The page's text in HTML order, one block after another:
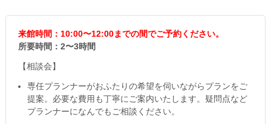
来館時間：10:00〜12:00までの間でご予約ください。
所要時間：2〜3時間
【相談会】
専任プランナーがおふたりの希望を伺いながらプランをご
提案。必要な費用も丁寧にご案内いたします。疑問点など
プランナーになんでもご相談ください。